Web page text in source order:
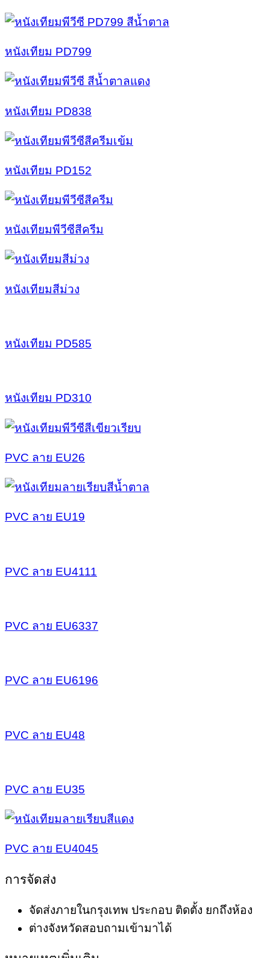
หนังเทียม PD799
หนังเทียม PD838
หนังเทียม PD152
หนังเทียมพีวีซีสีครีม
หนังเทียมสีม่วง
หนังเทียม PD585
หนังเทียม PD310
PVC ลาย EU26
PVC ลาย EU19
PVC ลาย EU4111
PVC ลาย EU6337
PVC ลาย EU6196
PVC ลาย EU48
PVC ลาย EU35
PVC ลาย EU4045
การจัดส่ง
จัดส่งภายในกรุงเทพ ประกอบ ติดตั้ง ยกถึงห้อง
ต่างจังหวัดสอบถามเข้ามาได้